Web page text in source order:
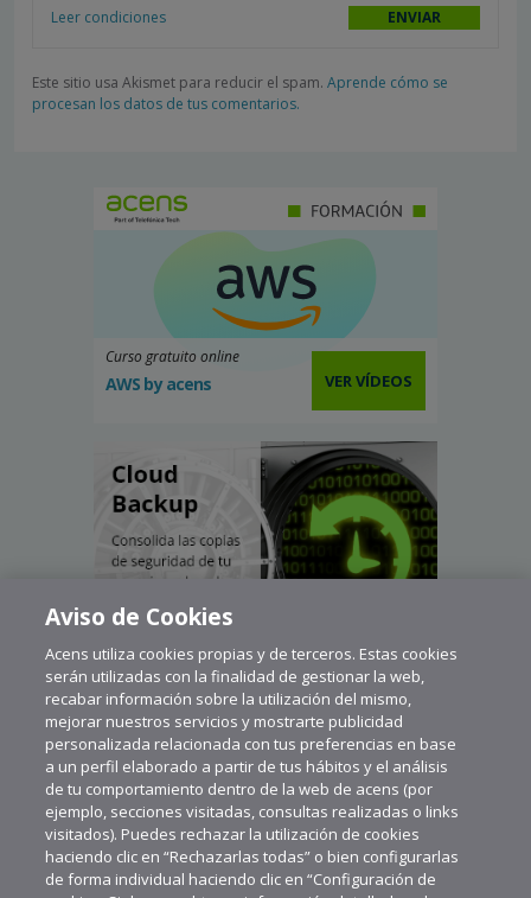
Leer condiciones
Este sitio usa Akismet para reducir el spam. Aprende cómo se
procesan los datos de tus comentarios.
Curso gratuito online
AWS by acens VER VÍDEOS
Aviso de Cookies
Acens utiliza cookies propias y de terceros. Estas cookies
serán utilizadas con la finalidad de gestionar la web,
recabar información sobre la utilización del mismo,
mejorar nuestros servicios y mostrarte publicidad
personalizada relacionada con tus preferencias en base
a un perfil elaborado a partir de tus hábitos y el análisis
de tu comportamiento dentro de la web de acens (por
ejemplo, secciones visitadas, consultas realizadas o links
visitados). Puedes rechazar la utilización de cookies
haciendo clic en “Rechazarlas todas” o bien configurarlas
de forma individual haciendo clic en “Configuración de